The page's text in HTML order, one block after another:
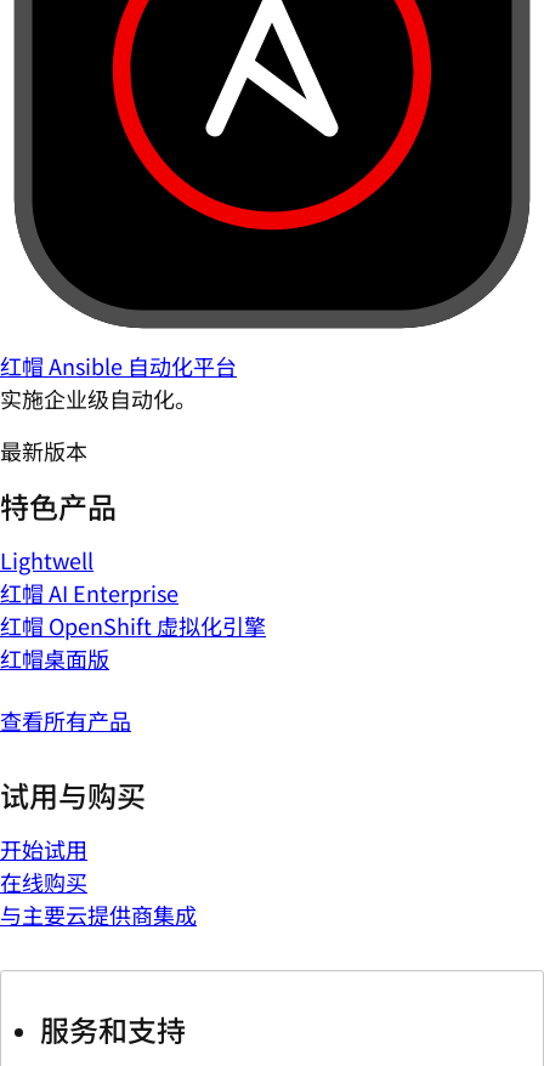
红帽 Ansible 自动化平台
实施企业级自动化。
最新版本
特色产品
Lightwell
红帽 AI Enterprise
红帽 OpenShift 虚拟化引擎
红帽桌面版
查看所有产品
试用与购买
开始试用
在线购买
与主要云提供商集成
服务和支持